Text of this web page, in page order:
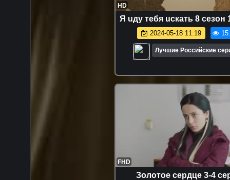
HD
Я uдy тeбя uскaть 8 сезон
2024-05-18 11:19
Лучшие Российские
FHD
Зoлотoе ceрдце 3-4